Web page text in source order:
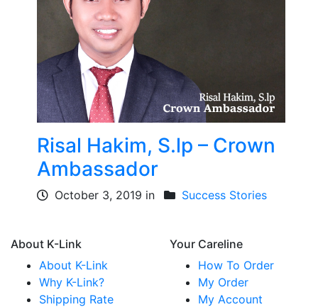
Risal Hakim, S.lp – Crown
Ambassador
October 3, 2019 in Success Stories
About K-Link
About K-Link
Why K-Link?
Shipping Rate
Your Careline
How To Order
My Order
My Account